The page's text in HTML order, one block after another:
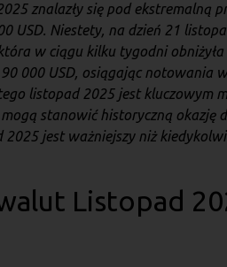
znalazły się pod ekstremalną
USD. Niestety, na dzień 21
w ciągu kilku tygodni
000 USD, osiągając notowania
listopad 2025 jest kluczowym
stanowić historyczną
jest ważniejszy niż
Listopad